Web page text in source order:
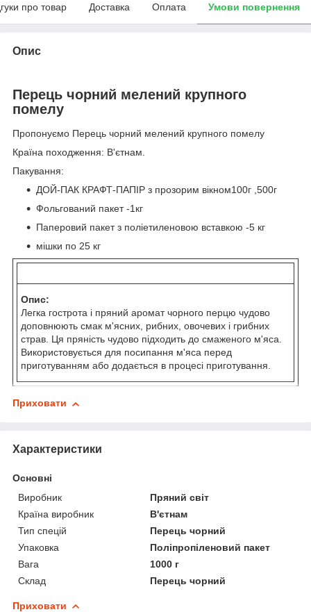
про товар Доставка Оплата Умови повернення
Опис
Перець чорний мелений крупного
помелу
Пропонуємо Перець чорний мелений крупного помелу
Країна походження: В'єтнам.
Пакування:
ДОЙ-ПАК КРАФТ-ПАПІР з прозорим вікном100г ,500г
Фольгований пакет -1кг
Паперовий пакет з поліетиленовою вставкою -5 кг
мішки по 25 кг
Опис:
Легка гострота і пряний аромат чорного перцю чудово
доповнюють смак м'ясних, рибних, овочевих і грибних
страв. Ця пряність чудово підходить до смаженого м'яса.
Використовується для посипання м'яса перед
приготуванням або додається в процесі приготування.
Приховати
Характеристики
Основні
Виробник
Пряний світ
Країна виробник
В'єтнам
Тип спецій
Перець чорний
Упаковка
Поліпропіленовий пакет
Вага
1000 г
Склад
Перець чорний
Приховати